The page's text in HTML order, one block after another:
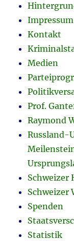
Impressum
Kontakt
Medien
Prof.
Raymond
Russland-
Schweizer
Schweizer
Spenden
Statistik